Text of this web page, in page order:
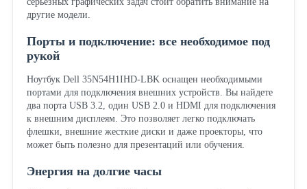
другие модели.
Порты и подключение: все необходимое под
рукой
Ноутбук Dell 35N54H1IHD-LBK оснащен необходимыми
портами для подключения внешних устройств. Вы найдете
два порта USB 3.2, один USB 2.0 и HDMI для подключения
к внешним дисплеям. Это позволяет легко подключать
флешки, внешние жесткие диски и даже проекторы, что
может быть полезно для презентаций или обучения.
Энергия на долгие часы